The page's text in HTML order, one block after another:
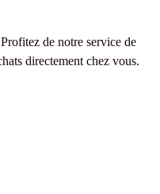
de notre service de
directement chez vous.